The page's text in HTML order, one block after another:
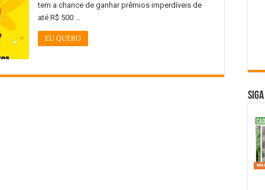
tem a chance de ganhar prêmios imperdíveis de
até R$ 500 …
EU QUERO